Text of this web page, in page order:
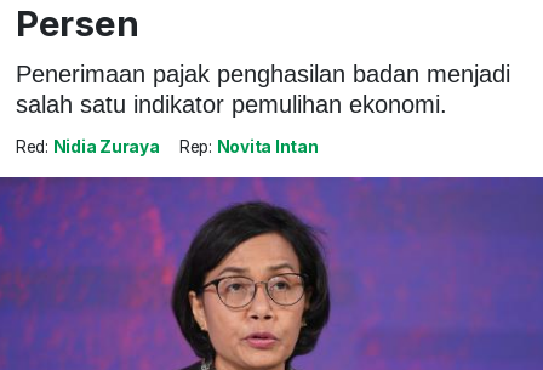
Persen
Penerimaan pajak penghasilan badan menjadi
salah satu indikator pemulihan ekonomi.
Red: Nidia Zuraya Rep: Novita Intan